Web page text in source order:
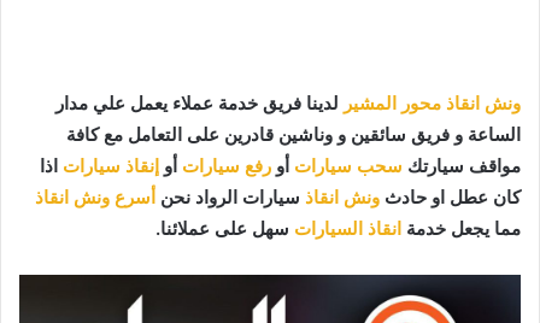
ونش انقاذ محور المشير لدينا فريق خدمة عملاء يعمل علي مدار
الساعة و فريق سائقين و وناشين قادرين على التعامل مع كافة
مواقف سيارتك سحب سيارات أو رفع سيارات أو إنقاذ سيارات اذا
كان عطل او حادث ونش انقاذ سيارات الرواد نحن أسرع ونش انقاذ
مما يجعل خدمة انقاذ السيارات سهل على عملائنا.